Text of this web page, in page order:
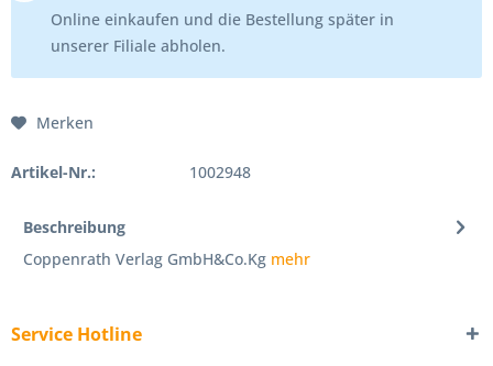
Online einkaufen und die Bestellung später in
unserer Filiale abholen.
Merken
Artikel-Nr.: 1002948
Beschreibung
Coppenrath Verlag GmbH&Co.Kg mehr
Service Hotline